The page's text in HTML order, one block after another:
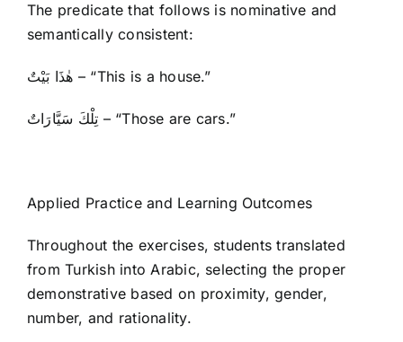
The predicate that follows is nominative and
semantically consistent:
هٰذَا بَيْتٌ – “This is a house.”
تِلْكَ سَيَّارَاتٌ – “Those are cars.”
Applied Practice and Learning Outcomes
Throughout the exercises, students translated
from Turkish into Arabic, selecting the proper
demonstrative based on proximity, gender,
number, and rationality.